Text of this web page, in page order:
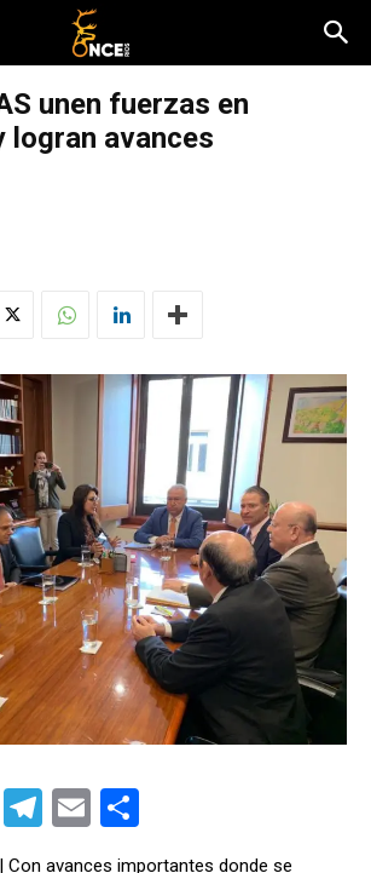
unen fuerzas en
logran avances
X
T
E
m
Con avances importantes donde se